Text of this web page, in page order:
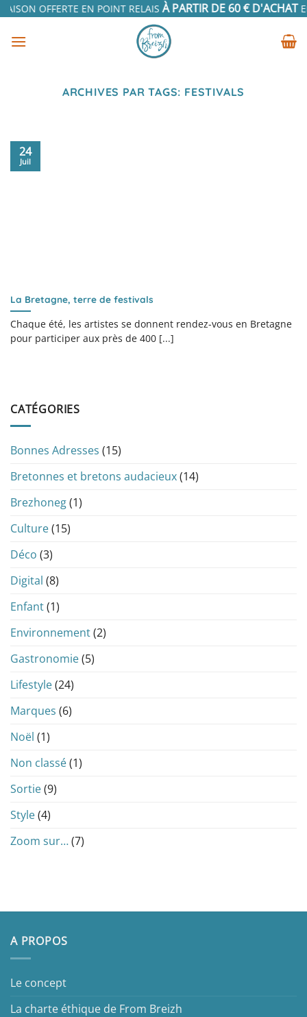
Passer
contenu
OFFERTE EN POINT RELAISÀ PARTIR DE 60 € D'ACHATEN
ARCHIVES PAR TAGS: FESTIVALS
La Bretagne, terre de festivals
Chaque été, les artistes se donnent rendez-vous en Bretagne
pour participer aux près de 400 [...]
24
Juil
CATÉGORIES
Bonnes Adresses (15)
Bretonnes et bretons audacieux(14)
Brezhoneg(1)
Culture(15)
Déco (3)
Digital (8)
Enfant(1)
Environnement(2)
Gastronomie(5)
Lifestyle(24)
Marques (6)
Noël (1)
Non classé(1)
Sortie(9)
Style(4)
Zoom sur…(7)
A PROPOS
Le concept
La charte éthique de From Breizh